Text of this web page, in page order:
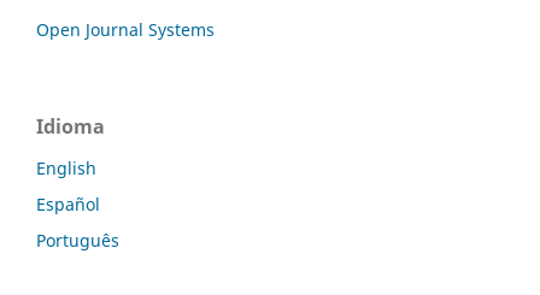
Open Journal Systems
Idioma
English
Español
Português